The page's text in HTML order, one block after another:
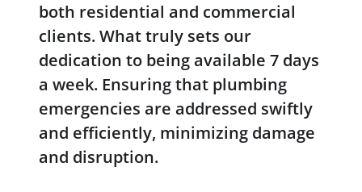
both residential and commercial
clients. What truly sets our
dedication to being available 7 days
a week. Ensuring that plumbing
emergencies are addressed swiftly
and efficiently, minimizing damage
and disruption.